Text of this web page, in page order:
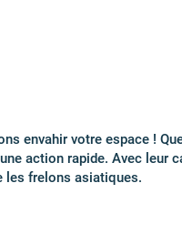
envahir votre espace !
action rapide. Avec leur
les frelons asiatiques.